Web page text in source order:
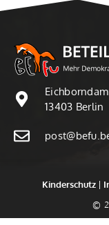
13403 Berlin
Kinderschutz|
©